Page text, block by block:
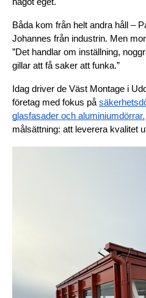
Båda kom från helt andra håll –
Johannes från industrin. Men
”Det handlar om inställning,
gillar att få saker att funka.”
Idag driver de Väst Montage i
företag med fokus på
glasfasader och aluminiumdörrar.
målsättning: att leverera kvalitet